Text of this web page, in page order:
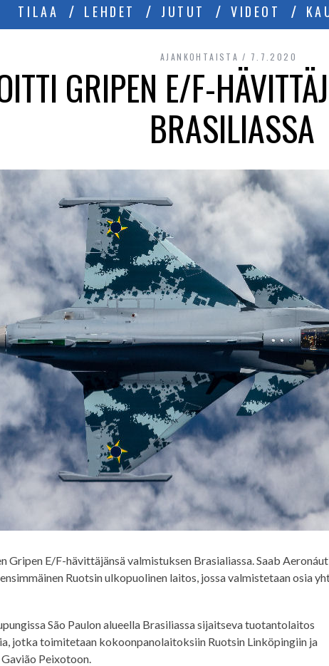
TILAA LEHDET JUTUT VIDEOT
AJANKOHTAISTA 7.7.2020
GRIPEN E/F-
BRASILIASSA
Gripen E/F-hävittäjänsä valmistuksen Brasialiassa. Saab
Ruotsin ulkopuolinen laitos, jossa valmistetaan osia
São Paulon alueella Brasiliassa sijaitseva tuotantolaitos
jotka toimitetaan kokoonpanolaitoksiin Ruotsin Linköpingiin ja
Peixotoon.